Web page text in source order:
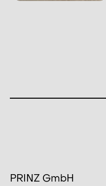
PRINZ GmbH